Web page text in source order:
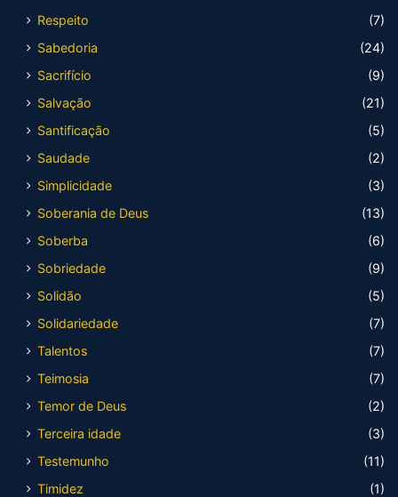
Respeito
(7)
Sabedoria
(24)
Sacrifício
(9)
Salvação
(21)
Santificação
(5)
Saudade
(2)
Simplicidade
(3)
Soberania de Deus
(13)
Soberba
(6)
Sobriedade
(9)
Solidão
(5)
Solidariedade
(7)
Talentos
(7)
Teimosia
(7)
Temor de Deus
(2)
Terceira idade
(3)
Testemunho
(11)
Timidez
(1)